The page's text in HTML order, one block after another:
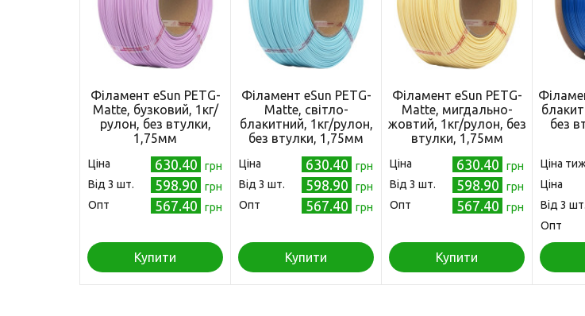
Філамент eSun PETG-
Matte, бузковий, 1кг/
рулон, без втулки,
1,75мм
Ціна 630.40
грн
Від 3 шт.
598.90
грн
Опт
567.40 грн
Купити
Філамент eSun PETG-
Matte, світло-
блакитний, 1кг/рулон,
без втулки, 1,75мм
Ціна 630.40
грн
Від 3 шт.
598.90
грн
Опт
567.40 грн
Купити
Філамент eSun PETG-
Matte, мигдально-
жовтий, 1кг/рулон, без
втулки, 1,75мм
Ціна 630.40
грн
Від 3 шт.
598.90
грн
Опт
567.40 грн
Купити
без
Ціна
Ціна
Від 3 шт.
Опт